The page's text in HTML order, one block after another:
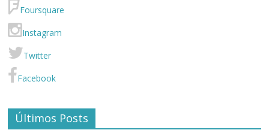
Foursquare
Instagram
Twitter
Facebook
Últimos Posts